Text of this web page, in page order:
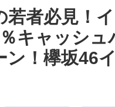
若者必見！
キャッシュ
ン！欅坂46